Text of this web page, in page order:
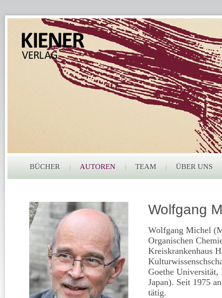
BÜCHER AUTOREN TEAM ÜBER UNS
Wolfgang
Wolfgang Michel
Organischen
Kreiskrankenhaus
Goethe
Japan). Seit 1975
tätig.